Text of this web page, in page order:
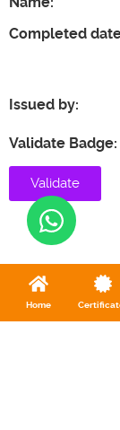
Completed
Issued by:
Validate Badge:
Validate
Home